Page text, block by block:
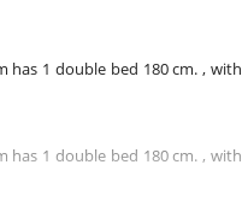
has 1 double bed 180 cm. ,
has 1 double bed 180 cm. ,